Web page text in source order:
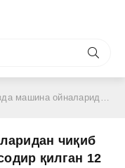
олиб, турли ҳаракатларни содир қилган 12 нафар «олифта» жазоланди
чиқиб
қилган 12